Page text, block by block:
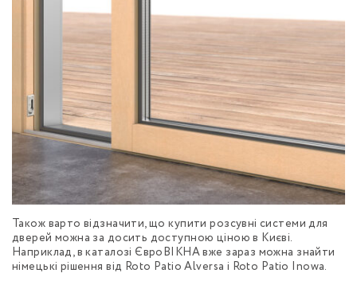
Також варто відзначити, що купити розсувні системи для
дверей можна за досить доступною ціною в Києві.
Наприклад, в каталозі ЄвроВІКНА вже зараз можна знайти
німецькі рішення від Roto Patio Alversa і Roto Patio Inowa.